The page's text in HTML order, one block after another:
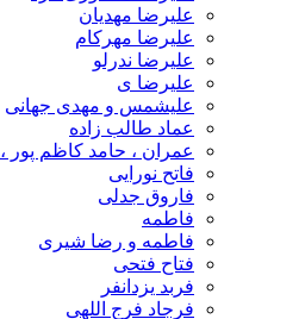
علیرضا مهدیان
علیرضا مهرکام
علیرضا ندرلو
علیرضا ی
علیشمس و مهدی جهانی
عماد طالب زاده
عمران ، حامد کاظم پور ، نیما حنجر
فاتح نورایی
فاروق جدلی
فاطمه
فاطمه و رضا شیری
فتاح فتحی
فربد یزدانفر
فرجاد فرج اللهی